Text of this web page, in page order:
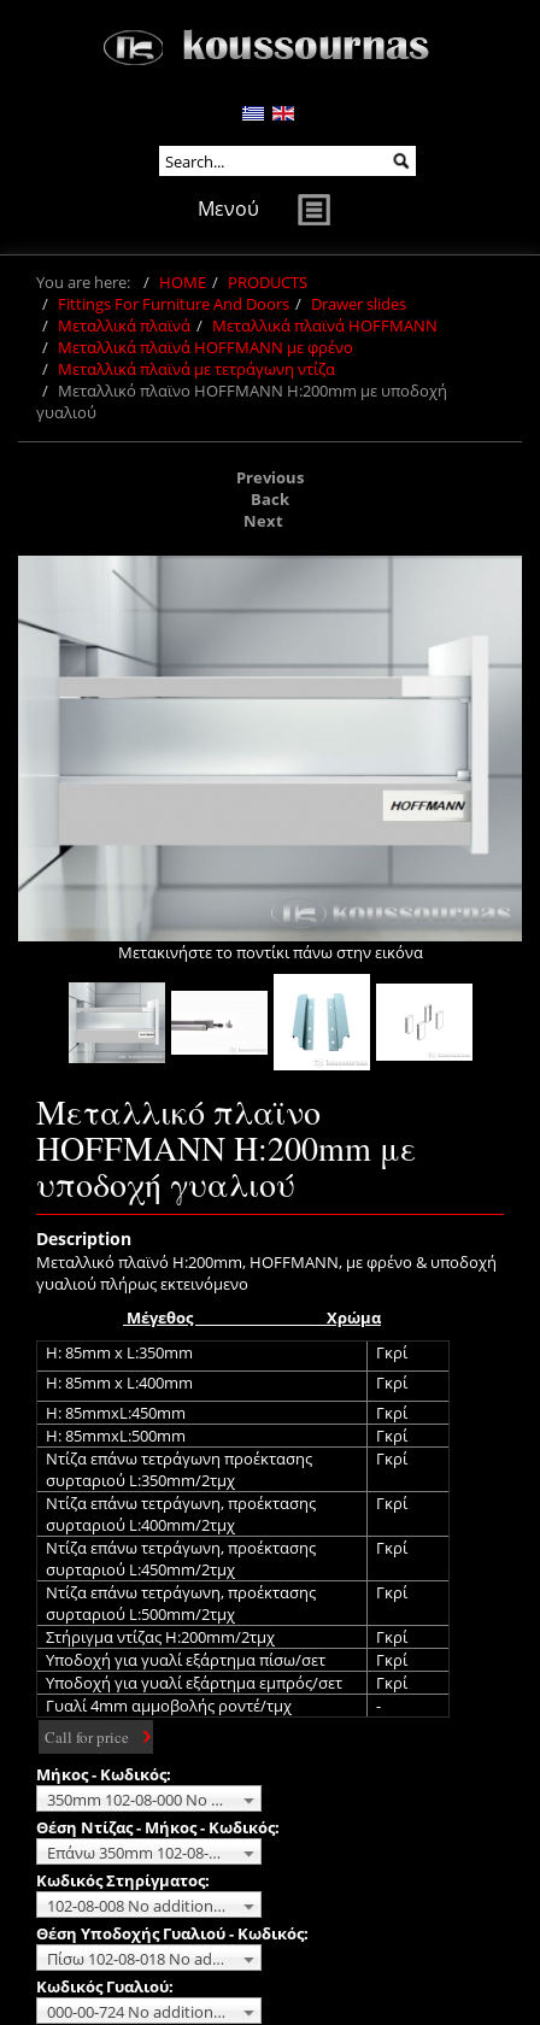
Μενού
You are here: HOME
PRODUCTS
Fittings For Furniture And Doors
Drawer slides
Μεταλλικά πλαϊνά
Μεταλλικά πλαϊνά HOFFMANN
Μεταλλικά πλαϊνά HOFFMANN με φρένο
Μεταλλικά πλαϊνά με τετράγωνη ντίζα
Μεταλλικό πλαϊνο HOFFMANN H:200mm με υποδοχή
γυαλιού
Previous
Back
Next
Μετακινήστε το ποντίκι πάνω στην εικόνα
Μεταλλικό πλαϊνο
HOFFMANN H:200mm με
υποδοχή γυαλιού
Description
Μεταλλικό πλαϊνό H:200mm, HOFFMANN, με φρένο & υποδοχή
γυαλιού πλήρως εκτεινόμενο
Μέγεθος
Χρώμα
H: 85mm x L:350mm
Γκρί
H: 85mm x L:400mm
Γκρί
H: 85mmxL:450mm
Γκρί
H: 85mmxL:500mm
Γκρί
Ντίζα επάνω τετράγωνη προέκτασης
συρταριού L:350mm/2τμχ
Γκρί
Ντίζα επάνω τετράγωνη, προέκτασης
συρταριού L:400mm/2τμχ
Γκρί
Ντίζα επάνω τετράγωνη, προέκτασης
συρταριού L:450mm/2τμχ
Γκρί
Ντίζα επάνω τετράγωνη, προέκτασης
συρταριού L:500mm/2τμχ
Γκρί
Στήριγμα ντίζας H:200mm/2τμχ
Γκρί
Υποδοχή για γυαλί εξάρτημα πίσω/σετ
Γκρί
Υποδοχή για γυαλί εξάρτημα εμπρός/σετ
Γκρί
Γυαλί 4mm αμμοβολής ροντέ/τμχ
-
Call for price
Μήκος - Κωδικός:
350mm 102-08-000 No additional charge
Θέση Ντίζας - Μήκος - Κωδικός:
Επάνω 350mm 102-08-010 No additional charge
Κωδικός Στηρίγματος:
102-08-008 No additional charge
Θέση Υποδοχής Γυαλιού - Κωδικός:
Πίσω 102-08-018 No additional charge
Κωδικός Γυαλιού:
000-00-724 No additional charge